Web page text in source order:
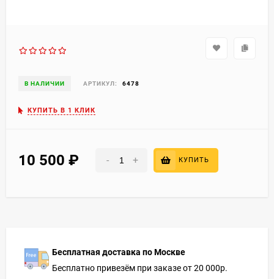
В НАЛИЧИИ АРТИКУЛ: 6478
КУПИТЬ В 1 КЛИК
10 500 - + КУПИТЬ
Бесплатная доставка по Москве
Бесплатно привезём при заказе от 20 000р.